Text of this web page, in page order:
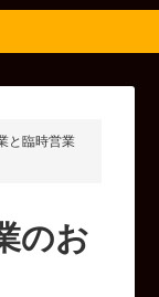
と臨時営業
のお